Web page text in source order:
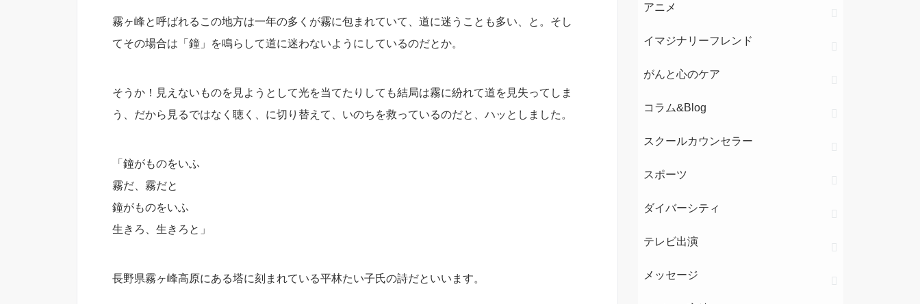
霧ヶ峰と呼ばれるこの地方は一年の多くが霧に包まれていて、道に迷うことも多い、と。そし
てその場合は「鐘」を鳴らして道に迷わないようにしているのだとか。
そうか！見えないものを見ようとして光を当てたりしても結局は霧に紛れて道を見失ってしま
う、だから見るではなく聴く、に切り替えて、いのちを救っているのだと、ハッとしました。
「鐘がものをいふ
霧だ、霧だと
鐘がものをいふ
生きろ、生きろと」
長野県霧ヶ峰高原にある塔に刻まれている平林たい子氏の詩だといいます。
アニメ
イマジナリーフレンド
がんと心のケア
コラム&Blog
スクールカウンセラー
スポーツ
ダイバーシティ
テレビ出演
メッセージ